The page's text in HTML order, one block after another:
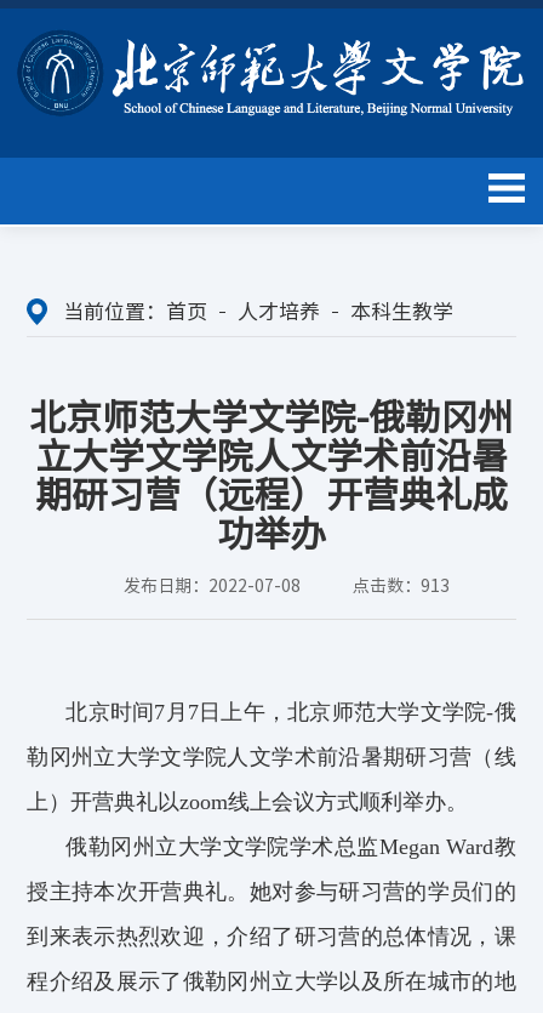
当前位置： 首页 人才培养 本科生教学
北京师范大学文学院-俄勒冈州
立大学文学院人文学术前沿暑
期研习营（远程）开营典礼成
功举办
发布日期：2022-07-08 点击数： 913
北京时间 7 月 7日上午，北京师范大学文学院-俄
勒冈州立大学文学院人文学术前沿暑期研习营（线
上）开营典礼以zoom线上会议方式顺利举办。
俄勒冈州立大学文学院学术总监Megan Ward教
授主持本次开营典礼。她对参与研习营的学员们 的
到来表示热烈欢迎，介绍了研习营的总体情况， 课
程介绍及 展示了俄勒冈州立大学以及所在城市的地